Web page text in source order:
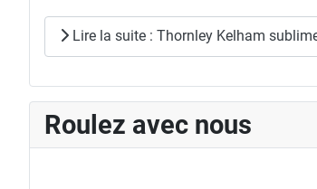
Lire la suite : Thornley Kelham
Roulez avec nous